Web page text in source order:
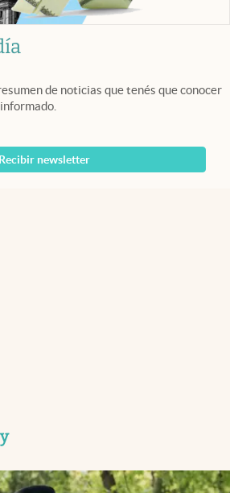
de noticias que tenés que conocer
newsletter